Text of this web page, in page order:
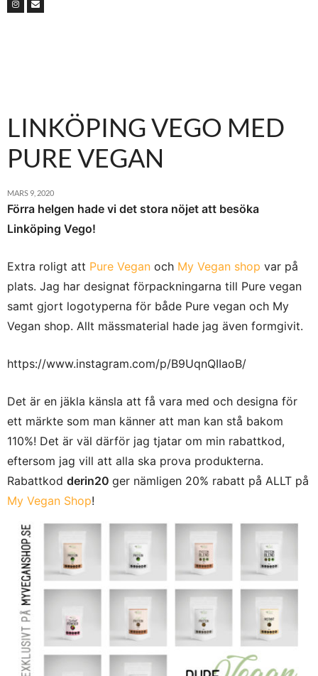
LINKÖPING VEGO MED
PURE VEGAN
MARS 9, 2020
Förra helgen hade vi det stora nöjet att besöka
Linköping Vego!
Extra roligt att Pure Vegan och My Vegan shop var på
plats. Jag har designat förpackningarna till Pure vegan
samt gjort logotyperna för både Pure vegan och My
Vegan shop. Allt mässmaterial hade jag även formgivit.
https://www.instagram.com/p/B9UqnQIIaoB/
Det är en jäkla känsla att få vara med och designa för
ett märkte som man känner att man kan stå bakom
110%! Det är väl därför jag tjatar om min rabattkod,
eftersom jag vill att alla ska prova produkterna.
Rabattkod derin20 ger nämligen 20% rabatt på ALLT på
My Vegan Shop!